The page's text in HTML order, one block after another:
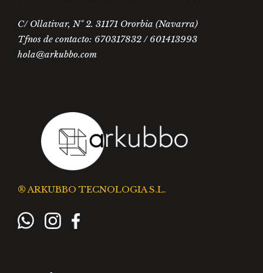
C/ Ollativar, Nº 2. 31171 Ororbia (Navarra)
Tfnos de contacto: 670317832 / 601413993
hola@arkubbo.com
® ARKUBBO TECNOLOGIA S.L.